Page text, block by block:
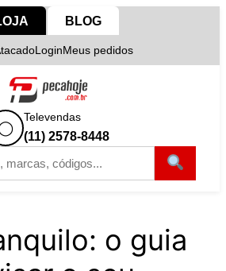
BLOG
LoginMeus pedidos
Televendas
(11) 2578-8448
o guia